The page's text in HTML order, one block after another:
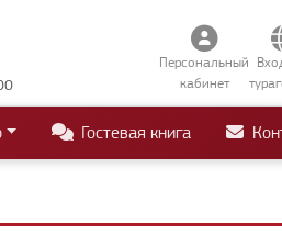
Персональный
кабинет
Гостевая книга